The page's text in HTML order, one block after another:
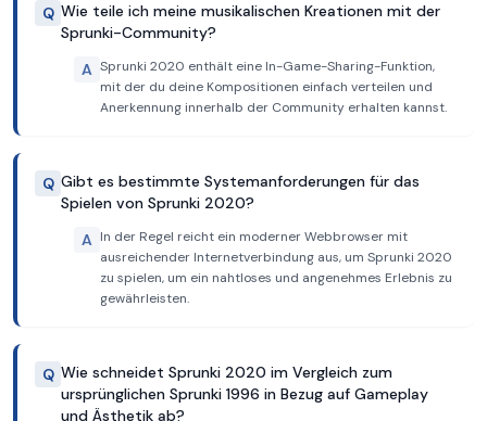
Q Wie teile ich meine musikalischen Kreationen mit der
Sprunki-Community?
A Sprunki 2020 enthält eine In-Game-Sharing-Funktion,
mit der du deine Kompositionen einfach verteilen und
Anerkennung innerhalb der Community erhalten kannst.
Q Gibt es bestimmte Systemanforderungen für das
Spielen von Sprunki 2020?
A In der Regel reicht ein moderner Webbrowser mit
ausreichender Internetverbindung aus, um Sprunki 2020
zu spielen, um ein nahtloses und angenehmes Erlebnis zu
gewährleisten.
Q Wie schneidet Sprunki 2020 im Vergleich zum
ursprünglichen Sprunki 1996 in Bezug auf Gameplay
und Ästhetik ab?